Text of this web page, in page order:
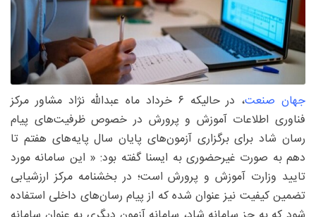
جهان صنعت
، در حالیکه ۶ خرداد ماه عبدالله نژاد مشاور مرکز
فناوری اطلاعات آموزش و پرورش در خصوص ظرفیت‌های پیام
رسان شاد برای برگزاری آزمون‌های پایان سال پایه‌های هفتم تا
دهم به صورت غیرحضوری به ایسنا گفته بود: « این سامانه مورد
تایید وزارت آموزش و پرورش است؛ در بخشنامه‌ مرکز ارزشیابی
تضمین کیفیت نیز عنوان شده که از پیام رسان‌های داخلی استفاده